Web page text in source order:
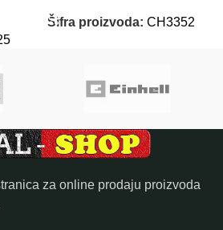
Šifra proizvoda: CH3352
za online prodaju proizvoda